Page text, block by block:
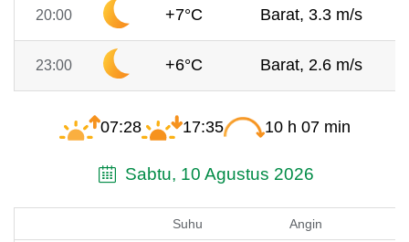
20:00 +7°C Barat, 3.3 m/s
23:00 +6°C Barat, 2.6 m/s
07:28 17:35 10 h 07 min
Sabtu, 10 Agustus 2026
Suhu Angin